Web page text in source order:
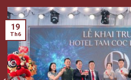
19
Th6